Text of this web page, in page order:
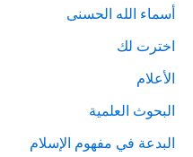
أسماء الله الحسنى
اخترت لك
الأعلام
البحوث العلمية
البدعة في مفهوم الإسلام